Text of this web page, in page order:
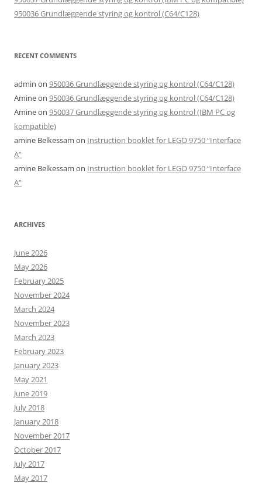
950036 Grundlæggende styring og kontrol (C64/C128)
RECENT COMMENTS
admin on 950036 Grundlæggende styring og kontrol (C64/C128)
Amineon 950036 Grundlæggende styring og kontrol (C64/C128)
Amineon 950037 Grundlæggende styring og kontrol (IBM PC og
kompatible)
amine Belkessam on Instruction booklet for LEGO 9750 “Interface
A”
amine Belkessam on Instruction booklet for LEGO 9750 “Interface
A”
ARCHIVES
June 2026
May 2026
February 2025
November 2024
March 2024
November 2023
March 2023
February 2023
January 2023
May 2021
June 2019
July 2018
January 2018
November 2017
October 2017
July 2017
May 2017